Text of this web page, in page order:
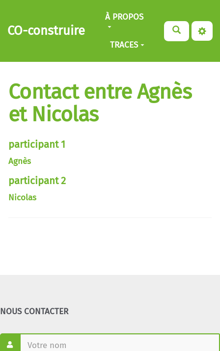
Aller au contenu principal
CO-construire
À PROPOS
TRACES
Contact entre Agnès
et Nicolas
participant 1
Agnès
participant 2
Nicolas
NOUS CONTACTER